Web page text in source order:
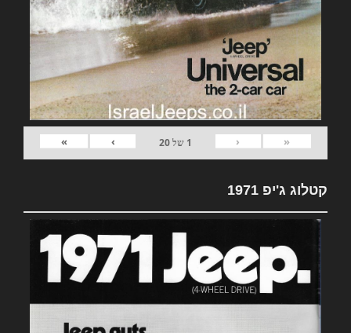
«
‹
1 של20
›
»
קטלוג ג'יפ 1971